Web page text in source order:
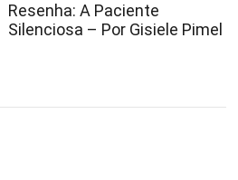
Resenha: A Paciente
Silenciosa – Por Gisiele Pimel